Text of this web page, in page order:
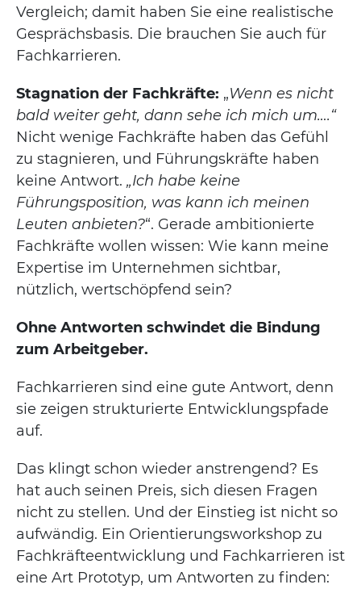
Vergleich; damit haben Sie eine realistische
Gesprächsbasis. Die brauchen Sie auch für
Fachkarrieren.
Stagnation der Fachkräfte: „Wenn es nicht
bald weiter geht, dann sehe ich mich um….“
Nicht wenige Fachkräfte haben das Gefühl
zu stagnieren, und Führungskräfte haben
keine Antwort. „Ich habe keine
Führungsposition, was kann ich meinen
Leuten anbieten?“. Gerade ambitionierte
Fachkräfte wollen wissen: Wie kann meine
Expertise im Unternehmen sichtbar,
nützlich, wertschöpfend sein?
Ohne Antworten schwindet die Bindung
zum Arbeitgeber.
Fachkarrieren sind eine gute Antwort, denn
sie zeigen strukturierte Entwicklungspfade
auf.
Das klingt schon wieder anstrengend? Es
hat auch seinen Preis, sich diesen Fragen
nicht zu stellen. Und der Einstieg ist nicht so
aufwändig. Ein Orientierungsworkshop zu
Fachkräfteentwicklung und Fachkarrieren ist
eine Art Prototyp, um Antworten zu finden: